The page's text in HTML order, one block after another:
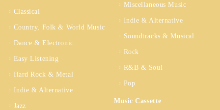
Classical
Country, Folk & World Music
Dance & Electronic
Easy Listening
Hard Rock & Metal
Indie & Alternative
Jazz
Miscellaneous Music
Indie & Alternative
Soundtracks & Musical
Rock
R&B & Soul
Pop
Music Cassette